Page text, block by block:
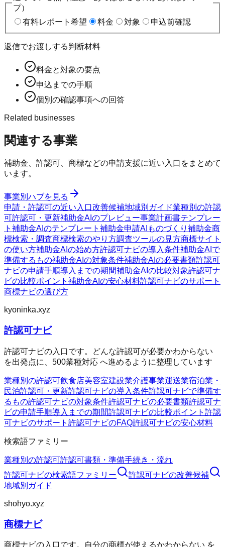
プ）
有料レポート希望
料金 対象 申込前確認
返信でお渡しする判断材料
料金と対象の要点
申込までの手順
個別の確認事項への回答
Related businesses
関連する事業
補助金、許認可、商標などの申請支援に近い入口をまとめて
います。
事業別ハブを見る
申請・許認可の近い入口改善候補地域別ガイド業種別の許認
可許認可・更新補助金AIのプレビュー事業計画書テンプレー
ト 補助金AIのテンプレート 補助金申請AI ものづくり補助金商
標検索・調査商標検索のやり方調査ツールの見方商標サイト
の使い方補助金AIの始め方許認可ナビの導入条件補助金AIで
準備するもの補助金AIの対象条件補助金AIの必要書類許認可
ナビの申請手順導入までの期間補助金AIの比較対象許認可ナ
ビの比較ポイント 補助金AIの安心材料許認可ナビのサポート
商標ナビの選び方
kyoninka.xyz
許認可ナビ
許認可ナビの入口です。どんな許認可が必要かわからない
を出発点に、500業種対応 へ進めるように整理しています
業種別の許認可飲食店美容室建設業介護事業運送業宿泊業・
民泊許認可・更新許認可ナビの導入条件許認可ナビで準備す
るもの許認可ナビの対象条件許認可ナビの必要書類許認可ナ
ビの申請手順導入までの期間許認可ナビの比較ポイント 許認
可ナビのサポート 許認可ナビのFAQ許認可ナビの安心材料
検索語ファミリー
業種別の許認可許認可書類・準備手続き・流れ
許認可ナビの検索語ファミリー 許認可ナビの改善候補
地域別ガイド
shohyo.xyz
商標ナビ
商標ナビの入口です。自分の商標が使えるかわからない を